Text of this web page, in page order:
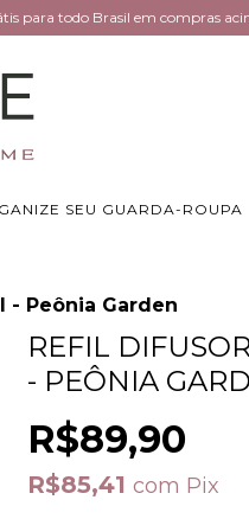
para todo Brasil em compras
SEU GUARDA-ROUPA
- Peônia Garden
REFIL
- PEÔNIA
R$89,90
R$85,41com Pix